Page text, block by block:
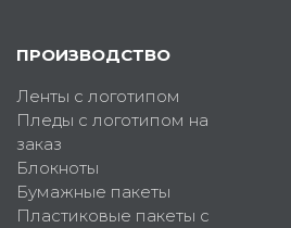
ПРОИЗВОДСТВО
Ленты с логотипом
Пледы с логотипом на
заказ
Блокноты
Бумажные пакеты
Пластиковые пакеты с